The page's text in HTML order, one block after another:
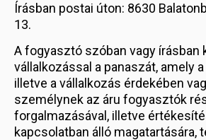
Írásban postai úton: 8630
13.
A fogyasztó szóban vagy írásban
vállalkozással a panaszát, amely
illetve a vállalkozás érdekében
személynek az áru fogyasztók
forgalmazásával, illetve
kapcsolatban álló magatartására,